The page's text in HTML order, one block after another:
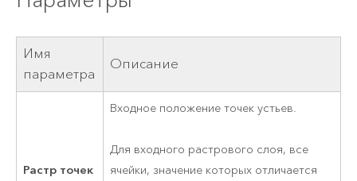
Имя
параметра
Описание
Растр точек
Входное положение точек устьев.
Для входного растрового слоя, все
ячейки, значение которых отличается